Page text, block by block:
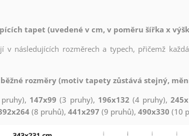
tapet (uvedené v cm, v poměru šířka x
v následujících rozměrech a typech, přičemž
rozměry (motiv tapety zůstává stejný,
147x99 (3 pruhy), 196x132 (4 pruhy),
(8 pruhů), 441x297 (9 pruhů), 490x330 (10